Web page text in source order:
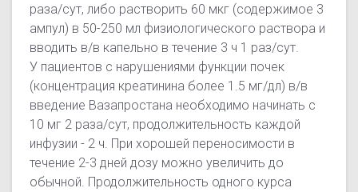
раза/сут, либо растворить 60 мкг (содержимое 3
ампул) в 50-250 мл физиологического раствора и
вводить в/в капельно в течение 3 ч 1 раз/сут.
У пациентов с нарушениями функции почек
(концентрация креатинина более 1.5 мг/дл) в/в
введение Вазапростана необходимо начинать с
10 мг 2 раза/сут, продолжительность каждой
инфузии - 2 ч. При хорошей переносимости в
течение 2-3 дней дозу можно увеличить до
обычной. Продолжительность одного курса